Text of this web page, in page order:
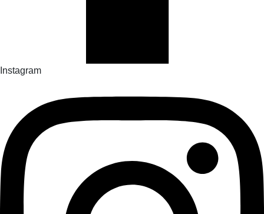
Instagram